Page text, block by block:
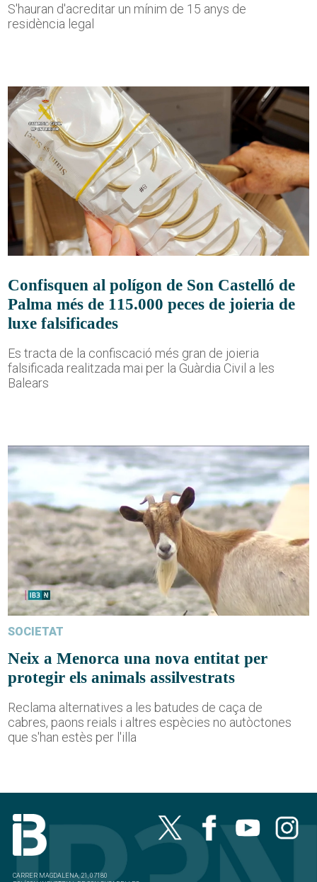
S'hauran d'acreditar un mínim de 15 anys de
residència legal
Confisquen al polígon de Son Castelló de
Palma més de 115.000 peces de joieria de
luxe falsificades
Es tracta de la confiscació més gran de joieria
falsificada realitzada mai per la Guàrdia Civil a les
Balears
SOCIETAT
Neix a Menorca una nova entitat per
protegir els animals assilvestrats
Reclama alternatives a les batudes de caça de
cabres, paons reials i altres espècies no autòctones
que s'han estès per l'illa
CARRER MAGDALENA, 21, 07180